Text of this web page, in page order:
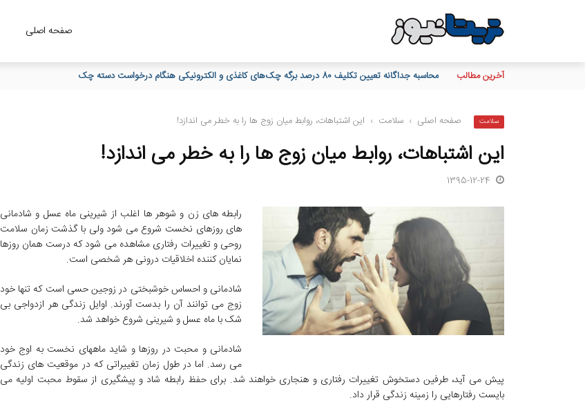
صفحه اصلی
آخرین مطالب محاسبه جداگانه تعیین تکلیف 80 درصد برگه چک‌های کاغذی و الکترونیکی هنگام درخواست دسته چک
سلامت صفحه اصلی › سلامت › این اشتباهات، روابط میان زوج ها را به خطر می اندازد!
این اشتباهات، روابط میان زوج ها را به خطر می اندازد!
1395-12-24
رابطه های زن و شوهر ها اغلب از شیرینی ماه عسل و شادمانی
های روزهای نخست شروع می شود ولی با گذشت زمان سلامت
روحی و تغییرات رفتاری مشاهده می شود که درست همان روزها
نمایان کننده اخلاقیات درونی هر شخصی است.
شادمانی و احساس خوشبختی در زوجین حسی است که تنها خود
زوج می توانند آن را بدست آورند. اوایل زندگی هر ازدواجی بی
شک با ماه عسل و شیرینی شروع خواهد شد.
شادمانی و محبت در روزها و شاید ماههای نخست به اوج خود
می رسد. اما در طول زمان تغییراتی که در موقعیت های زندگی
پیش می آید، طرفین دستخوش تغییرات رفتاری و هنجاری خواهند شد. برای حفظ رابطه شاد و پیشگیری از سقوط محبت اولیه می
بایست رفتارهایی را زمینه زندگی قرار داد.